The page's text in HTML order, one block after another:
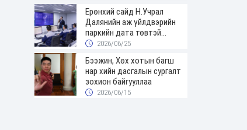
Ерөнхий сайд Н.Учрал
Далянийн аж үйлдвэрийн
паркийн дата төвтэй
танилцав
2026/06/25
Бээжин, Хөх хотын багш
нар хийн дасгалын сургалт
зохион байгууллаа
2026/06/15